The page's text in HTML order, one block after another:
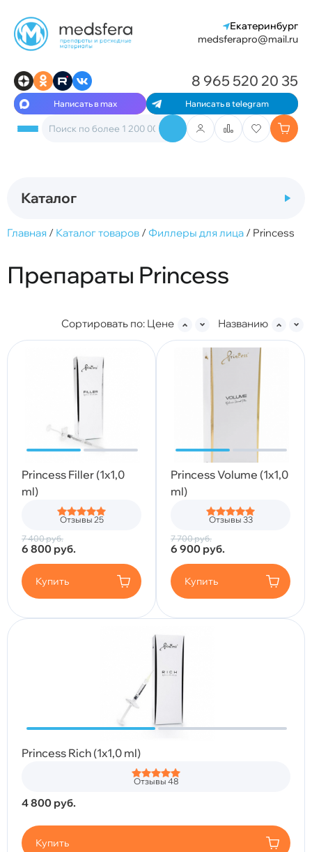
Екатеринбург
medsferapro@mail.ru
Написать в max Написать в telegram
8 965 520 20 35
Каталог
Главная / Каталог товаров /Филлеры для лица / Princess
Препараты Princess
Сортировать по: Цене Названию
Princess Filler (1x1,0
ml)
Отзывы 25
7 400руб.
6 800 руб.
Купить
Princess Volume (1x1,0
ml)
Отзывы 33
7 700руб.
6 900 руб.
Купить
Princess Rich (1x1,0 ml)
Отзывы 48
4 800 руб.
Купить